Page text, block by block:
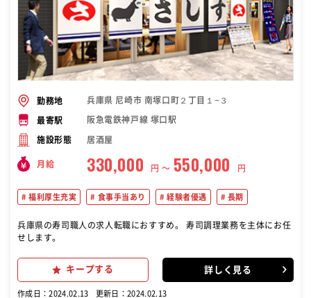
勤務地 兵庫県 尼崎市 南塚口町２丁目１−３
最寄駅 阪急電鉄神戸線 塚口駅
施設形態 居酒屋
月給 330,000 円 〜 550,000 円
福利厚生充実 食事手当あり 経験者優遇 長期
兵庫県の寿司職人の求人転職におすすめ。 寿司調理業務を主体にお任
せします。
キープする 詳しく見る
作成日：2024.02.13 更新日：2024.02.13